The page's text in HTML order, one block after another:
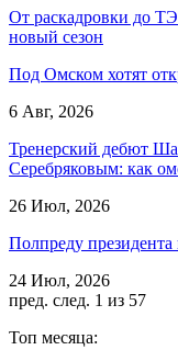
От раскадровки до
новый сезон
Под Омском хотят
6 Авг, 2026
Тренерский дебют
Серебряковым: как
26 Июл, 2026
Полпреду
24 Июл, 2026
пред. след. 1 из 57
Топ месяца: